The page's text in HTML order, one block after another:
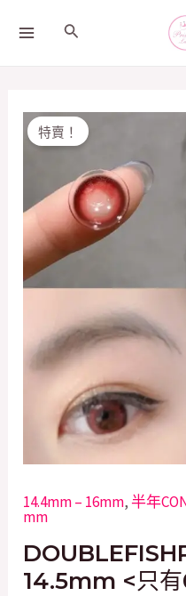
Search
特賣！
14.4mm – 16mm,半年
mm
14.5mm <只
was:
$200.00.
DOUBLEFISHPIG
細
雷
紅
14.5mm
quantity